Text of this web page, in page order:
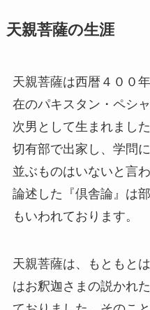
天親菩薩の生涯
天親菩薩は西暦４００
在のパキスタン・ペシ
次男として生まれまし
切有部で出家し、学問
並ぶものはいないと言
論述した『倶舎論』は
もいわれております。
天親菩薩は、もともと
はお釈迦さまの説かれ